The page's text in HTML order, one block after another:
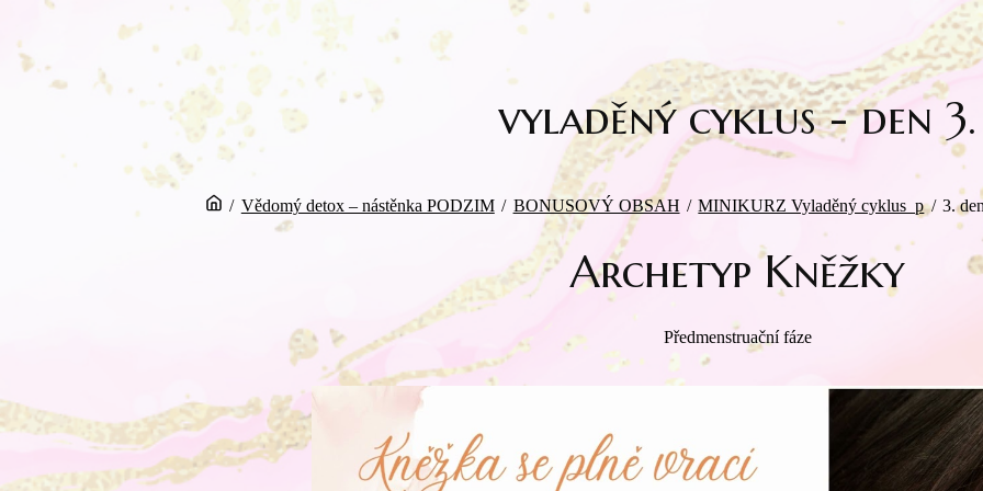
vyladěný cyklus - den 3.
/ Vědomý detox – nástěnka PODZIM / BONUSOVÝ OBSAH / MINIKURZ Vyladěný cyklus_p / 3.
Archetyp Kněžky
Předmenstruační fáze